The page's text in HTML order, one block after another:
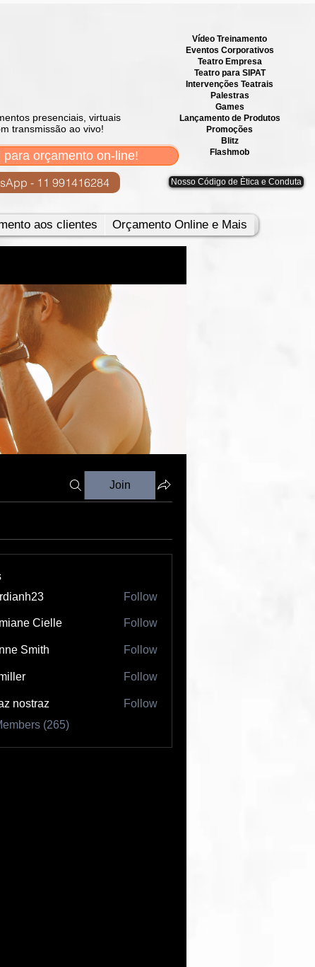
presenciais, virtuais
transmissão ao vivo!
para orçamento on-line!
- 11 991416284
Vídeo Treinamento
Eventos Corporativos
​Teatro Empresa
Teatro para SIPAT
Intervenções Teatrais
Palestras
Games
Lançamento de Produtos
Promoções
Blitz
Flashmob
Nosso Código de Ètica e Conduta
aos clientes Orçamento Online e Mais
Join
Follow
Cielle Follow
Smith Follow
Follow
nostraz
Follow
(265)